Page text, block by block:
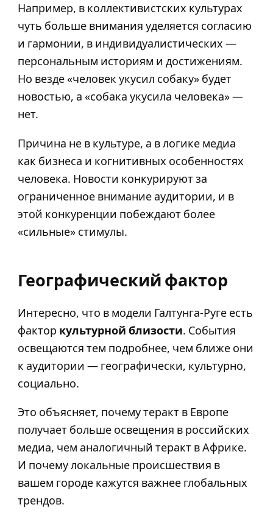
Например, в коллективистских культурах
чуть больше внимания уделяется согласию
и гармонии, в индивидуалистических —
персональным историям и достижениям.
Но везде «человек укусил собаку» будет
новостью, а «собака укусила человека» —
нет.
Причина не в культуре, а в логике медиа
как бизнеса и когнитивных особенностях
человека. Новости конкурируют за
ограниченное внимание аудитории, и в
этой конкуренции побеждают более
«сильные» стимулы.
Географический фактор
Интересно, что в модели Галтунга-Руге есть
фактор культурной близости. События
освещаются тем подробнее, чем ближе они
к аудитории — географически, культурно,
социально.
Это объясняет, почему теракт в Европе
получает больше освещения в российских
медиа, чем аналогичный теракт в Африке.
И почему локальные происшествия в
вашем городе кажутся важнее глобальных
трендов.